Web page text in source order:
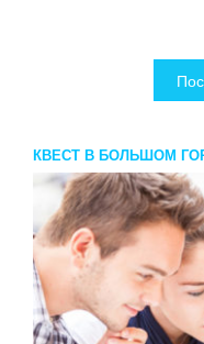
КВЕСТ В БОЛЬШОМ